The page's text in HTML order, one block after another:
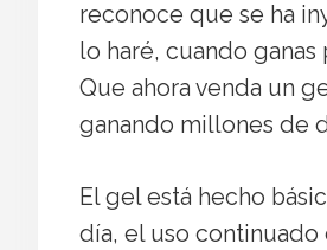
reconoce que se ha
lo haré, cuando
Que ahora venda un
ganando millones de
El gel está hecho
día, el uso